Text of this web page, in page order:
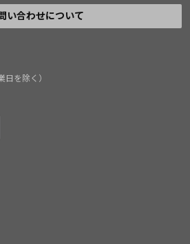
い合わせについて
日を除く）